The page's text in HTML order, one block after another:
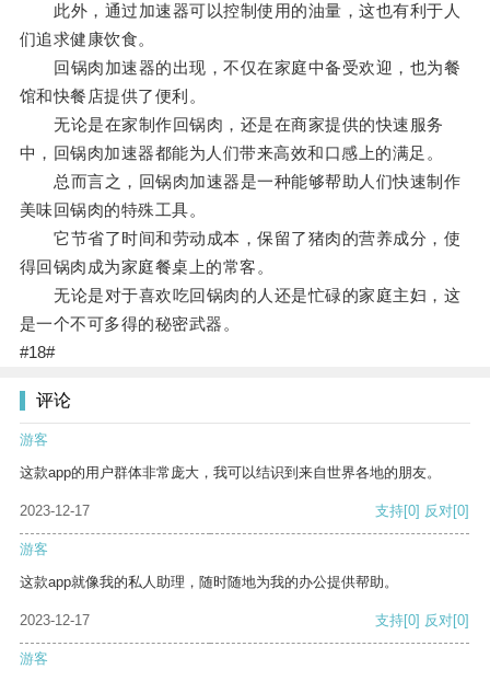
此外，通过加速器可以控制使用的油量，这也有利于人
们追求健康饮食。
回锅肉加速器的出现，不仅在家庭中备受欢迎，也为餐
馆和快餐店提供了便利。
无论是在家制作回锅肉，还是在商家提供的快速服务
中，回锅肉加速器都能为人们带来高效和口感上的满足。
总而言之，回锅肉加速器是一种能够帮助人们快速制作
美味回锅肉的特殊工具。
它节省了时间和劳动成本，保留了猪肉的营养成分，使
得回锅肉成为家庭餐桌上的常客。
无论是对于喜欢吃回锅肉的人还是忙碌的家庭主妇，这
是一个不可多得的秘密武器。
#18#
评论
游客
这款app的用户群体非常庞大，我可以结识到来自世界各地的朋友。
2023-12-17 支持[0] 反对[0]
游客
这款app就像我的私人助理，随时随地为我的办公提供帮助。
2023-12-17 支持[0] 反对[0]
游客